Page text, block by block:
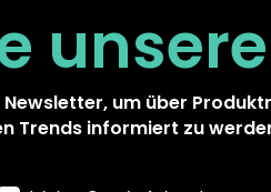
um über
Trends informiert zu